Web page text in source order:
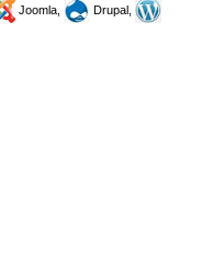
Joomla,
Drupal,